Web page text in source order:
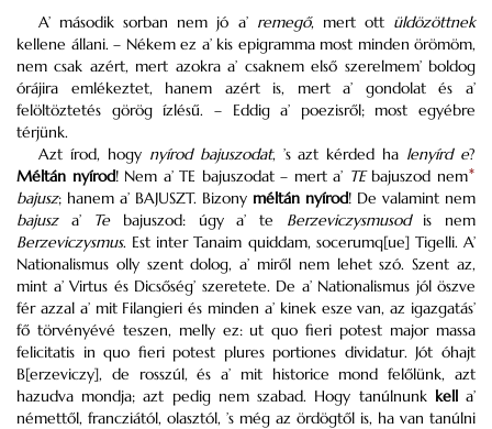
A’ második sorban nem jó a’ remegő, mert ott üldözöttnek
kellene állani. – Nékem ez a’ kis epigramma most minden örömöm,
nem csak azért, mert azokra a’ csaknem első szerelmem’ boldog
órájira emlékeztet, hanem azért is, mert a’ gondolat és a’
felöltöztetés görög ízlésű. – Eddig a’ poezisről; most egyébre
térjünk.
Azt írod, hogy nyírod bajuszodat, ’s azt kérded ha lenyírd e?
Méltán nyírod! Nem a’ TE bajuszodat – mert a’ TEbajuszod nem*
bajusz; hanem a’ BAJUSZT. Bizony méltán nyírod! De valamint nem
bajusza’ Tebajuszod: úgy a’ te Berzeviczysmusodis nem
Berzeviczysmus. Est inter Tanaim quiddam, socerumq[ue] Tigelli. A’
Nationalismus olly szent dolog, a’ miről nem lehet szó. Szent az,
mint a’ Virtus és Dicsőség’ szeretete. De a’ Nationalismus jól öszve
fér azzal a’ mit Filangieri és minden a’ kinek esze van, az igazgatás’
fő törvényévé teszen, melly ez: ut quo fieri potest major massa
felicitatis in quo fieri potest plures portiones dividatur. Jót óhajt
B[erzeviczy], de rosszúl, és a’ mit historice mond felőlünk, azt
hazudva mondja; azt pedig nem szabad. Hogy tanúlnunk kella’
némettől, francziától, olasztól, ’s még az ördögtől is, ha van tanúlni